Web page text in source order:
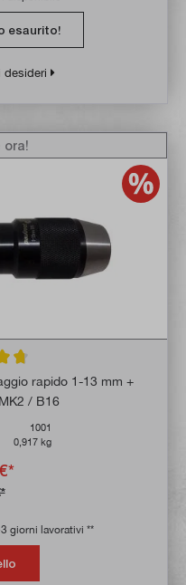
esaurito!
desideri
media di 4.8 su 5 stelle
rapido 1-13 mm +
/ B16
1001
0,917 kg
ora!
giorni lavorativi **